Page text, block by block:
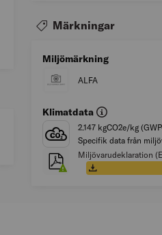
Märkningar
Miljömärkning
ALFA
Klimatdata
2.147 kgCO2e/kg
Specifik data från
Miljövarudeklaration
Öppna i ny flik